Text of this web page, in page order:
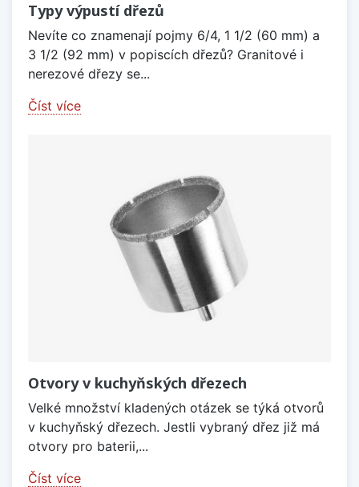
Typy výpustí dřezů
Nevíte co znamenají pojmy 6/4, 1 1/2 (60 mm) a
3 1/2 (92 mm) v popiscích dřezů? Granitové i
nerezové dřezy se...
Číst více
Otvory v kuchyňských dřezech
Velké množství kladených otázek se týká otvorů
v kuchyňský dřezech. Jestli vybraný dřez již má
otvory pro baterii,...
Číst více